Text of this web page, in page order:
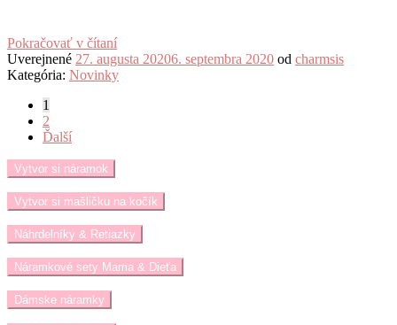
Pokračovať v čítaní
Uverejnené 27. augusta 20206. septembra 2020 od charmsis
Kategória: Novinky
Stránkovanie
príspevkov
1
2
Ďalší
Vytvor si náramok
Vytvor si mašličku na kočík
Náhrdelníky & Retiazky
Náramkové sety Mama & Dieťa
Dámske náramky